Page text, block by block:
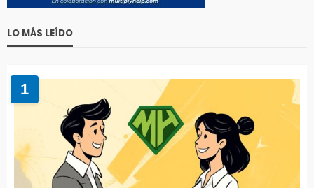
LO MÁS LEÍDO
1